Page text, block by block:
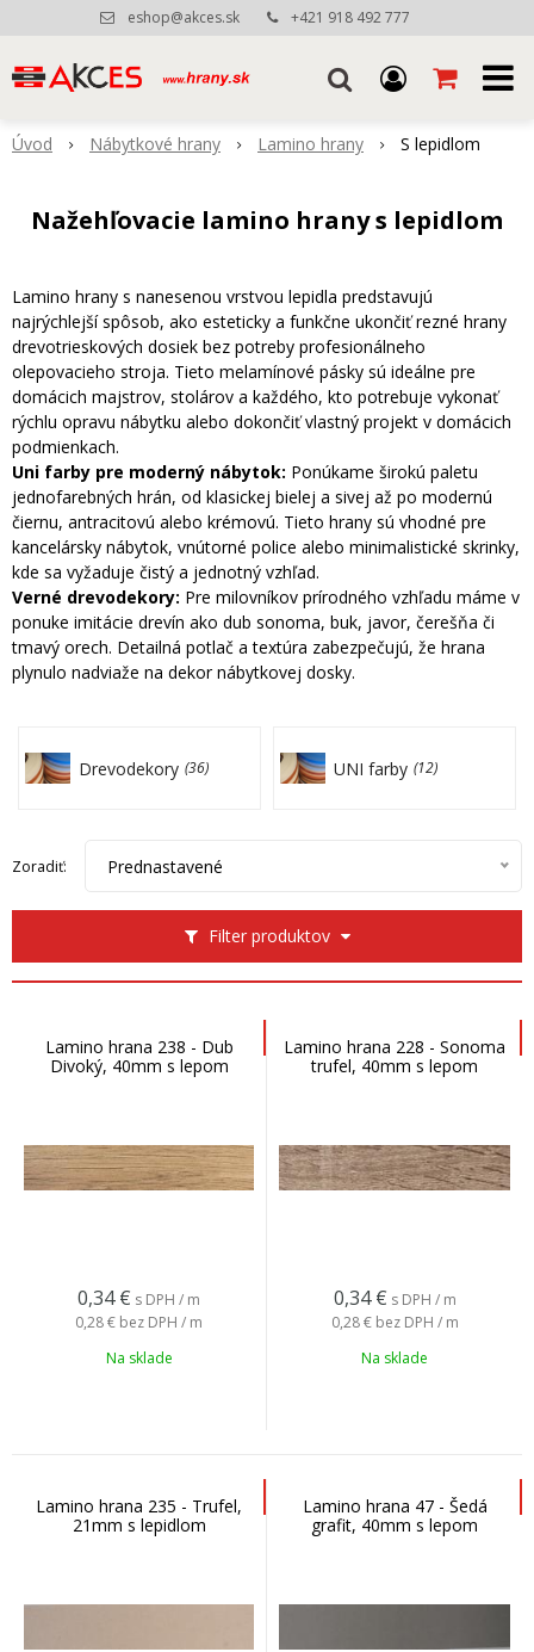
eshop@akces.sk +421 918 492 777
Úvod Nábytkové hrany Lamino hrany S lepidlom
Nažehľovacie lamino hrany s lepidlom
Lamino hrany s nanesenou vrstvou lepidla predstavujú
najrýchlejší spôsob, ako esteticky a funkčne ukončiť rezné hrany
drevotrieskových dosiek bez potreby profesionálneho
olepovacieho stroja. Tieto melamínové pásky sú ideálne pre
domácich majstrov, stolárov a každého, kto potrebuje vykonať
rýchlu opravu nábytku alebo dokončiť vlastný projekt v domácich
podmienkach.
Uni farby pre moderný nábytok: Ponúkame širokú paletu
jednofarebných hrán, od klasickej bielej a sivej až po modernú
čiernu, antracitovú alebo krémovú. Tieto hrany sú vhodné pre
kancelársky nábytok, vnútorné police alebo minimalistické skrinky,
kde sa vyžaduje čistý a jednotný vzhľad.
Verné drevodekory: Pre milovníkov prírodného vzhľadu máme v
ponuke imitácie drevín ako dub sonoma, buk, javor, čerešňa či
tmavý orech. Detailná potlač a textúra zabezpečujú, že hrana
plynulo nadviaže na dekor nábytkovej dosky.
Drevodekory (36) UNI farby (12)
Filter produktov
Zoradiť: Prednastavené
Lamino hrana 238 - Dub
Divoký, 40mm s lepom
0,34 € s DPH / m
0,28 € bez DPH / m
Na sklade
Lamino hrana 228 - Sonoma
trufel, 40mm s lepom
0,34 € s DPH / m
0,28 € bez DPH / m
Na sklade
Lamino hrana 235 - Trufel,
21mm s lepidlom
Lamino hrana 47 - Šedá
grafit, 40mm s lepom